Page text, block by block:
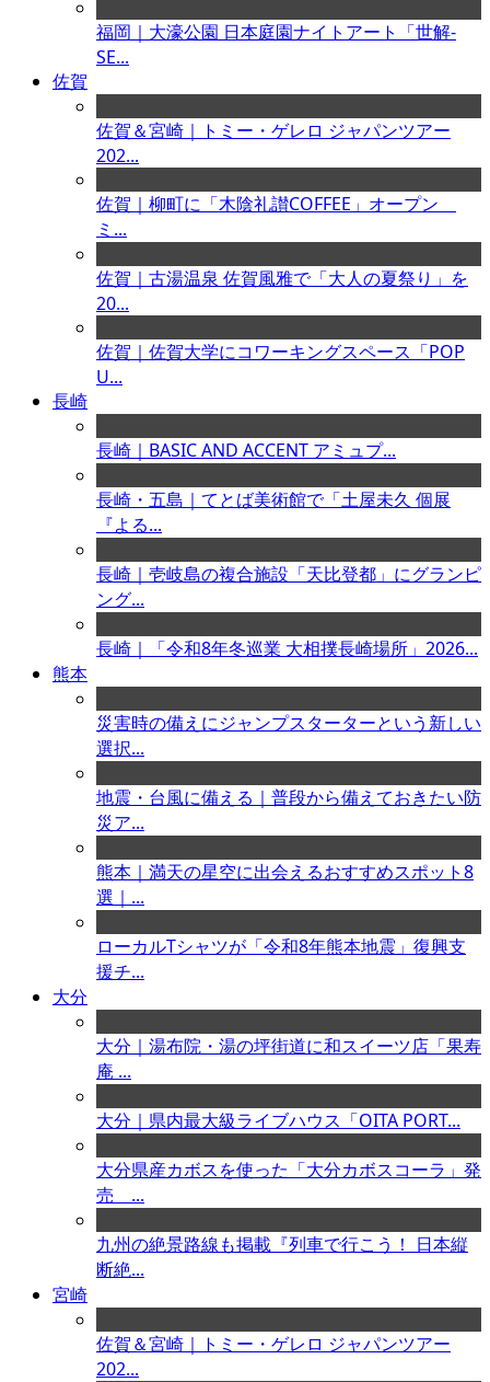
福岡｜大濠公園 日本庭園ナイトアート「世解-
SE...
佐賀
佐賀＆宮崎｜トミー・ゲレロ ジャパンツアー
202...
佐賀｜柳町に「木陰礼讃COFFEE」オープン
ミ...
佐賀｜古湯温泉 佐賀風雅で「大人の夏祭り」を
20...
佐賀｜佐賀大学にコワーキングスペース「POP
U...
長崎
長崎｜BASIC AND ACCENT アミュプ...
長崎・五島｜てとば美術館で「土屋未久 個展
『よる...
長崎｜壱岐島の複合施設「天比登都」にグランピ
ング...
長崎｜「令和8年冬巡業 大相撲長崎場所」2026...
熊本
災害時の備えにジャンプスターターという新しい
選択...
地震・台風に備える｜普段から備えておきたい防
災ア...
熊本｜満天の星空に出会えるおすすめスポット8
選｜...
ローカルTシャツが「令和8年熊本地震」復興支
援チ...
大分
大分｜湯布院・湯の坪街道に和スイーツ店「果寿
庵 ...
大分｜県内最大級ライブハウス「OITA PORT...
大分県産カボスを使った「大分カボスコーラ」発
売 ...
九州の絶景路線も掲載『列車で行こう！ 日本縦
断絶...
宮崎
佐賀＆宮崎｜トミー・ゲレロ ジャパンツアー
202...